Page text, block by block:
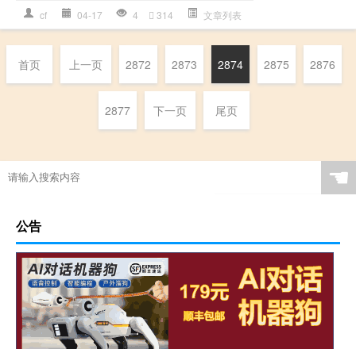
cf 04-17 4 314 文章列表
首页 上一页 2872 2873 2874 2875 2876
2877 下一页 尾页
☚
公告